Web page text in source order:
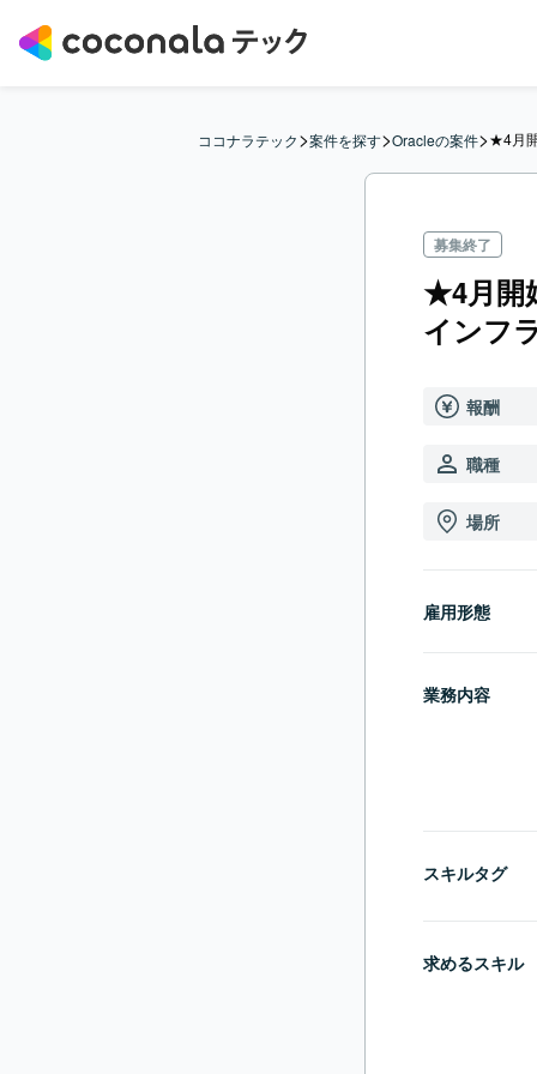
ココナラテック>案件を探す>Oracleの案件>★4月
募集終了
★4月開
インフ
報酬
職種
場所
雇用形態
業務内容
スキルタグ
求めるスキル